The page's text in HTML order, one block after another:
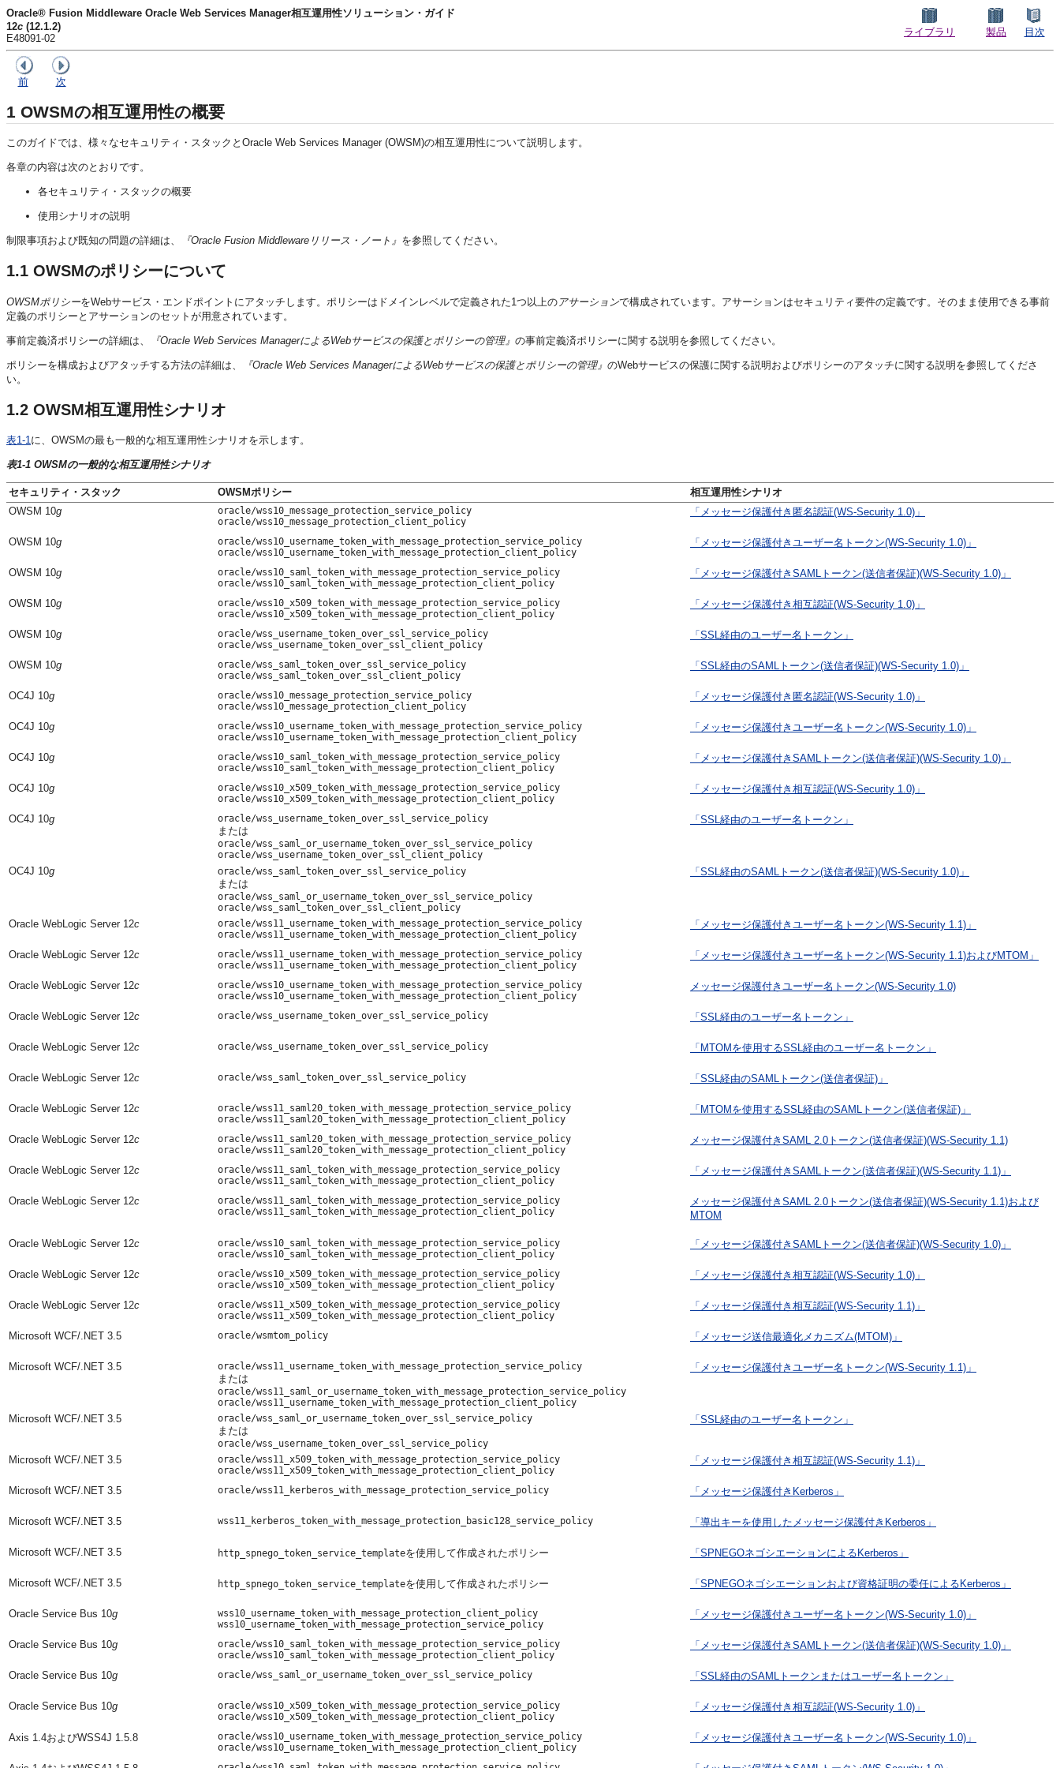
Oracle® Fusion Middleware Oracle Web Services Manager相互運用性ソリューション・ガイド
12c (12.1.2)
E48091-02
ライブラリ 製品 目次
前 次
1 OWSMの相互運用性の概要
このガイドでは、様々なセキュリティ・スタックとOracle Web Services Manager (OWSM)の相互運用性について説明します。
各章の内容は次のとおりです。
各セキュリティ・スタックの概要
使用シナリオの説明
制限事項および既知の問題の詳細は、 『Oracle Fusion Middlewareリリース・ノート』 を参照してください。
1.1 OWSMのポリシーについて
OWSMポリシーをWebサービス・エンドポイントにアタッチします。ポリシーはドメインレベルで定義された1つ以上の アサーションで構成されています。アサーションはセキュリティ要件の定義です。そのまま使用できる事前
定義のポリシーとアサーションのセットが用意されています。
事前定義済ポリシーの詳細は、 『Oracle Web Services ManagerによるWebサービスの保護とポリシーの管理』 の事前定義済ポリシーに関する説明を参照してください。
ポリシーを構成およびアタッチする方法の詳細は、 『Oracle Web Services ManagerによるWebサービスの保護とポリシーの管理』 のWebサービスの保護に関する説明およびポリシーのアタッチに関する説明を参照してくださ
い。
1.2 OWSM相互運用性シナリオ
表1-1に、OWSMの最も一般的な相互運用性シナリオを示します。
表1-1 OWSMの一般的な相互運用性シナリオ
セキュリティ・スタック OWSMポリシー
相互運用性シナリオ
OWSM 10g
oracle/wss10_message_protection_service_policy
oracle/wss10_message_protection_client_policy
「メッセージ保護付き匿名認証(WS-Security 1.0)」
OWSM 10g
oracle/wss10_username_token_with_message_protection_service_policy
oracle/wss10_username_token_with_message_protection_client_policy
「メッセージ保護付きユーザー名トークン(WS-Security 1.0)」
OWSM 10g
oracle/wss10_saml_token_with_message_protection_service_policy
oracle/wss10_saml_token_with_message_protection_client_policy
「メッセージ保護付きSAMLトークン(送信者保証)(WS-Security 1.0)」
OWSM 10g
oracle/wss10_x509_token_with_message_protection_service_policy
oracle/wss10_x509_token_with_message_protection_client_policy
「メッセージ保護付き相互認証(WS-Security 1.0)」
OWSM 10g
oracle/wss_username_token_over_ssl_service_policy
oracle/wss_username_token_over_ssl_client_policy
「SSL経由のユーザー名トークン」
OWSM 10g
oracle/wss_saml_token_over_ssl_service_policy
oracle/wss_saml_token_over_ssl_client_policy
「SSL経由のSAMLトークン(送信者保証)(WS-Security 1.0)」
OC4J 10g
oracle/wss10_message_protection_service_policy
oracle/wss10_message_protection_client_policy
「メッセージ保護付き匿名認証(WS-Security 1.0)」
OC4J 10g
oracle/wss10_username_token_with_message_protection_service_policy
oracle/wss10_username_token_with_message_protection_client_policy
「メッセージ保護付きユーザー名トークン(WS-Security 1.0)」
OC4J 10g
oracle/wss10_saml_token_with_message_protection_service_policy
oracle/wss10_saml_token_with_message_protection_client_policy
「メッセージ保護付きSAMLトークン(送信者保証)(WS-Security 1.0)」
OC4J 10g
oracle/wss10_x509_token_with_message_protection_service_policy
oracle/wss10_x509_token_with_message_protection_client_policy
「メッセージ保護付き相互認証(WS-Security 1.0)」
OC4J 10g oracle/wss_username_token_over_ssl_service_policy
または
oracle/wss_saml_or_username_token_over_ssl_service_policy
oracle/wss_username_token_over_ssl_client_policy
「SSL経由のユーザー名トークン」
OC4J 10g oracle/wss_saml_token_over_ssl_service_policy
または
oracle/wss_saml_or_username_token_over_ssl_service_policy
oracle/wss_saml_token_over_ssl_client_policy
「SSL経由のSAMLトークン(送信者保証)(WS-Security 1.0)」
Oracle WebLogic Server 12c
oracle/wss11_username_token_with_message_protection_service_policy
oracle/wss11_username_token_with_message_protection_client_policy
「メッセージ保護付きユーザー名トークン(WS-Security 1.1)」
Oracle WebLogic Server 12c
oracle/wss11_username_token_with_message_protection_service_policy
oracle/wss11_username_token_with_message_protection_client_policy
「メッセージ保護付きユーザー名トークン(WS-Security 1.1)およびMTOM」
Oracle WebLogic Server 12c
oracle/wss10_username_token_with_message_protection_service_policy
oracle/wss10_username_token_with_message_protection_client_policy
メッセージ保護付きユーザー名トークン(WS-Security 1.0)
Oracle WebLogic Server 12c oracle/wss_username_token_over_ssl_service_policy 「SSL経由のユーザー名トークン」
Oracle WebLogic Server 12c oracle/wss_username_token_over_ssl_service_policy 「MTOMを使用するSSL経由のユーザー名トークン」
Oracle WebLogic Server 12c oracle/wss_saml_token_over_ssl_service_policy 「SSL経由のSAMLトークン(送信者保証)」
Oracle WebLogic Server 12c
oracle/wss11_saml20_token_with_message_protection_service_policy
oracle/wss11_saml20_token_with_message_protection_client_policy
「MTOMを使用するSSL経由のSAMLトークン(送信者保証)」
Oracle WebLogic Server 12c
oracle/wss11_saml20_token_with_message_protection_service_policy
oracle/wss11_saml20_token_with_message_protection_client_policy
メッセージ保護付きSAML 2.0トークン(送信者保証)(WS-Security 1.1)
Oracle WebLogic Server 12c
oracle/wss11_saml_token_with_message_protection_service_policy
oracle/wss11_saml_token_with_message_protection_client_policy
「メッセージ保護付きSAMLトークン(送信者保証)(WS-Security 1.1)」
Oracle WebLogic Server 12c
oracle/wss11_saml_token_with_message_protection_service_policy
oracle/wss11_saml_token_with_message_protection_client_policy
メッセージ保護付きSAML 2.0トークン(送信者保証)(WS-Security 1.1)および
MTOM
Oracle WebLogic Server 12c
oracle/wss10_saml_token_with_message_protection_service_policy
oracle/wss10_saml_token_with_message_protection_client_policy
「メッセージ保護付きSAMLトークン(送信者保証)(WS-Security 1.0)」
Oracle WebLogic Server 12c
oracle/wss10_x509_token_with_message_protection_service_policy
oracle/wss10_x509_token_with_message_protection_client_policy
「メッセージ保護付き相互認証(WS-Security 1.0)」
Oracle WebLogic Server 12c
oracle/wss11_x509_token_with_message_protection_service_policy
oracle/wss11_x509_token_with_message_protection_client_policy
「メッセージ保護付き相互認証(WS-Security 1.1)」
Microsoft WCF/.NET 3.5 oracle/wsmtom_policy 「メッセージ送信最適化メカニズム(MTOM)」
Microsoft WCF/.NET 3.5 oracle/wss11_username_token_with_message_protection_service_policy
または
oracle/wss11_saml_or_username_token_with_message_protection_service_policy
oracle/wss11_username_token_with_message_protection_client_policy
「メッセージ保護付きユーザー名トークン(WS-Security 1.1)」
Microsoft WCF/.NET 3.5 oracle/wss_saml_or_username_token_over_ssl_service_policy
または
oracle/wss_username_token_over_ssl_service_policy
「SSL経由のユーザー名トークン」
Microsoft WCF/.NET 3.5
oracle/wss11_x509_token_with_message_protection_service_policy
oracle/wss11_x509_token_with_message_protection_client_policy
「メッセージ保護付き相互認証(WS-Security 1.1)」
Microsoft WCF/.NET 3.5 oracle/wss11_kerberos_with_message_protection_service_policy 「メッセージ保護付きKerberos」
Microsoft WCF/.NET 3.5 wss11_kerberos_token_with_message_protection_basic128_service_policy 「導出キーを使用したメッセージ保護付きKerberos」
Microsoft WCF/.NET 3.5 http_spnego_token_service_templateを使用して作成されたポリシー 「SPNEGOネゴシエーションによるKerberos」
Microsoft WCF/.NET 3.5 http_spnego_token_service_templateを使用して作成されたポリシー 「SPNEGOネゴシエーションおよび資格証明の委任によるKerberos」
Oracle Service Bus 10g
wss10_username_token_with_message_protection_client_policy
wss10_username_token_with_message_protection_service_policy
「メッセージ保護付きユーザー名トークン(WS-Security 1.0)」
Oracle Service Bus 10g
oracle/wss10_saml_token_with_message_protection_service_policy
oracle/wss10_saml_token_with_message_protection_client_policy
「メッセージ保護付きSAMLトークン(送信者保証)(WS-Security 1.0)」
Oracle Service Bus 10g oracle/wss_saml_or_username_token_over_ssl_service_policy 「SSL経由のSAMLトークンまたはユーザー名トークン」
Oracle Service Bus 10g
oracle/wss10_x509_token_with_message_protection_service_policy
oracle/wss10_x509_token_with_message_protection_client_policy
「メッセージ保護付き相互認証(WS-Security 1.0)」
Axis 1.4およびWSS4J 1.5.8
oracle/wss10_username_token_with_message_protection_service_policy
oracle/wss10_username_token_with_message_protection_client_policy
「メッセージ保護付きユーザー名トークン(WS-Security 1.0)」